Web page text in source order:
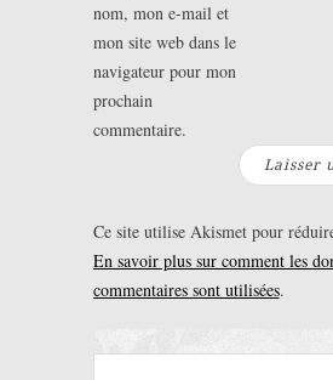
nom, mon e-mail et
mon site web dans le
navigateur pour mon
prochain
commentaire.
Ce site utilise Akismet pour
En savoir plus sur comment les
commentaires sont utilisées.